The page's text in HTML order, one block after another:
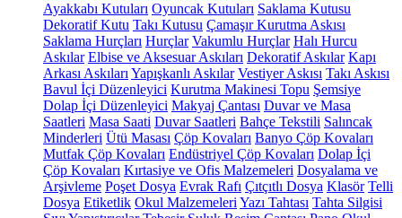
Ayakkabı Kutuları Oyuncak Kutuları Saklama Kutusu
Dekoratif Kutu Takı Kutusu Çamaşır Kurutma Askısı
Saklama Hurçları Hurçlar Vakumlu Hurçlar Halı Hurcu
Askılar Elbise ve Aksesuar Askıları Dekoratif Askılar Kapı
Arkası Askıları Yapışkanlı Askılar Vestiyer Askısı Takı Askısı
Bavul İçi Düzenleyici Kurutma Makinesi Topu Şemsiye
Dolap İçi Düzenleyici Makyaj Çantası Duvar ve Masa
Saatleri Masa Saati Duvar Saatleri Bahçe Tekstili Salıncak
Minderleri Ütü Masası Çöp Kovaları Banyo Çöp Kovaları
Mutfak Çöp Kovaları Endüstriyel Çöp Kovaları Dolap İçi
Çöp Kovaları Kırtasiye ve Ofis Malzemeleri Dosyalama ve
Arşivleme Poşet Dosya Evrak Rafı Çıtçıtlı Dosya Klasör Telli
Dosya Etiketlik Okul Malzemeleri Yazı Tahtası Tahta Silgisi